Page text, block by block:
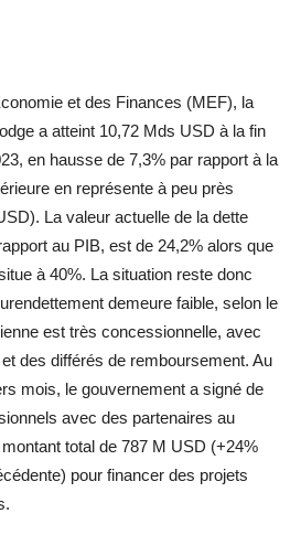
et des Finances (MEF), la
a atteint 10,72 Mds USD à la fin
en hausse de 7,3% par rapport à la
en représente à peu près
La valeur actuelle de la dette
au PIB, est de 24,2% alors que
à 40%. La situation reste donc
demeure faible, selon le
est très concessionnelle, avec
des différés de remboursement. Au
mois, le gouvernement a signé de
avec des partenaires au
total de 787 M USD (+24%
pour financer des projets